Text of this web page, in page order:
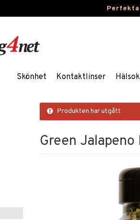
Skönhet Kontaktlinser
Produkten har utgått
Green Jalapeno